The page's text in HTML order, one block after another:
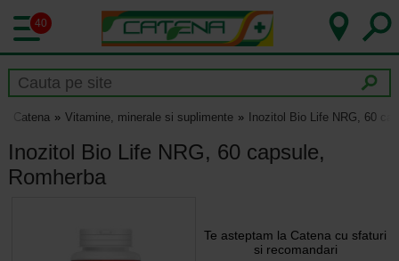
40
Catena Vitamine, minerale si suplimente Inozitol Bio Life NRG, 60
Inozitol Bio Life NRG, 60 capsule,
Romherba
Te asteptam la Catena cu sfaturi
si recomandari